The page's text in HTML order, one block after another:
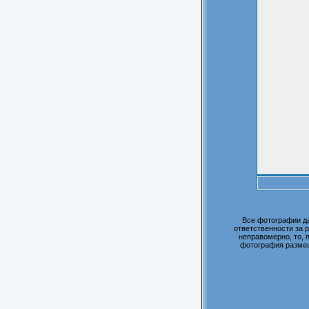
Все фотографии
ответственности
неправомерно, то,
фотография